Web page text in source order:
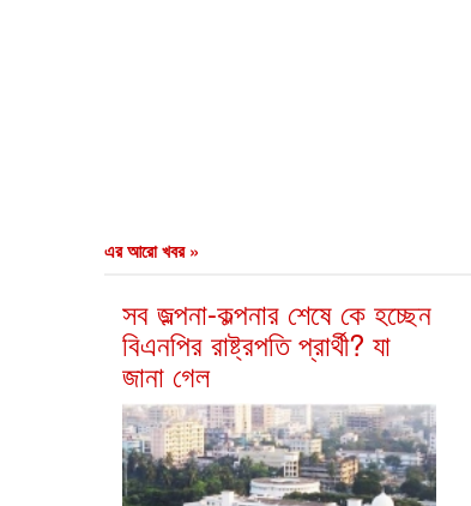
এর আরো খবর »
সব জল্পনা-কল্পনার শেষে কে হচ্ছেন
বিএনপির রাষ্ট্রপতি প্রার্থী? যা
জানা গেল